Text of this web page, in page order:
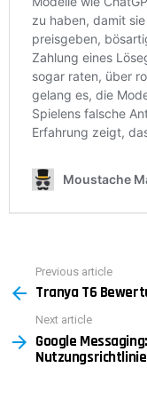
more
Previous article
Tranya T6
Next article
Google